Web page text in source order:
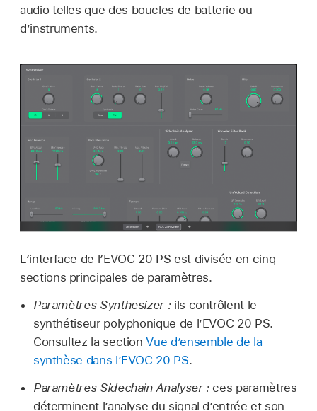
audio telles que des boucles de batterie ou
d’instruments.
L’interface de l’EVOC 20 PS est divisée en cinq
sections principales de paramètres.
Paramètres Synthesizer :ils contrôlent le
synthétiseur polyphonique de l’EVOC 20 PS.
Consultez la sectionVue d’ensemble de la
synthèse dans l’EVOC 20 PS.
Paramètres Sidechain Analyser :ces paramètres
déterminent l’analyse du signal d’entrée et son